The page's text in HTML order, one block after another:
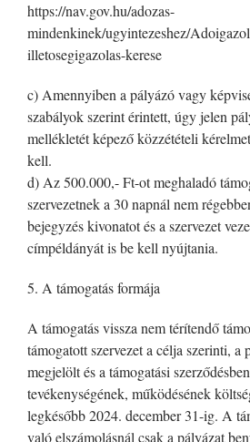
https://nav.gov.hu/adozas-
mindenkinek/ugyintezeshez/
illetosegigazolas-kerese
c) Amennyiben a pályázó vagy
szabályok szerint érintett, úgy jelen
mellékletét képező közzétételi
kell.
d) Az 500.000,- Ft-ot meghaladó
szervezetnek a 30 napnál nem
bejegyzés kivonatot és a szervezet
címpéldányát is be kell nyújtania.
5. A támogatás formája
A támogatás vissza nem térítendő
támogatott szervezet a célja szerinti, a
megjelölt és a támogatási
tevékenységének, működésének
legkésőbb 2024. december 31-ig. A
való elszámolásnál csak a pályázat